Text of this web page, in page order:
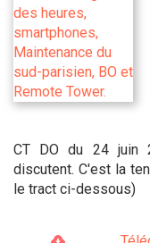
CT DO du 24 juin
discutent. C'est la
le tract ci-dessous)